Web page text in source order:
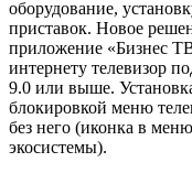
оборудование,
приставок. Новое
приложение «Бизнес
интернету телевизор
9.0 или выше.
блокировкой меню
без него (иконка в
экосистемы).